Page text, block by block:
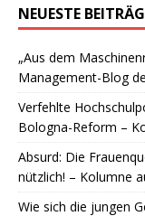
NEUESTE
„Aus dem
Management-Blog
Verfehlte
Bologna-Reform –
Absurd: Die
nützlich! – Kolumne
Wie sich die jungen